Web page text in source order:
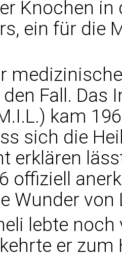
Knochen in
ein für die
Fall. Das
kam
sich die
erklären
offiziell
Wunder von
lebte noch
er